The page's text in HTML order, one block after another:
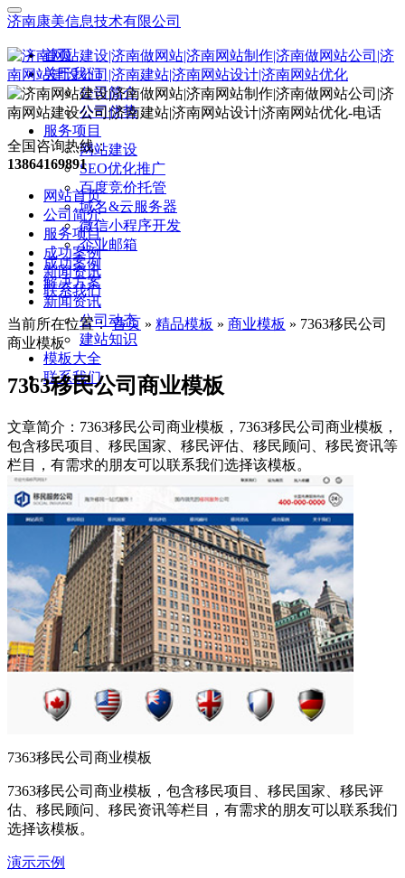
济南康美信息技术有限公司
首页
关于我们
公司简介
公司优势
服务项目
网站建设
SEO优化推广
百度竞价托管
域名&云服务器
微信小程序开发
企业邮箱
成功案例
解决方案
新闻资讯
公司动态
建站知识
模板大全
联系我们
全国咨询热线：
13864169891
网站首页
公司简介
服务项目
成功案例
新闻资讯
联系我们
当前所在位置：首页 » 精品模板 » 商业模板 » 7363移民公司
商业模板
7363移民公司商业模板
文章简介： 7363移民公司商业模板，7363移民公司商业模板，
包含移民项目、移民国家、移民评估、移民顾问、移民资讯等
栏目，有需求的朋友可以联系我们选择该模板。
7363移民公司商业模板
7363移民公司商业模板，包含移民项目、移民国家、移民评
估、移民顾问、移民资讯等栏目，有需求的朋友可以联系我们
选择该模板。
演示示例